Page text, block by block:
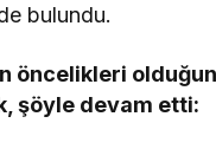
bulundu.
öncelikleri
şöyle devam etti: